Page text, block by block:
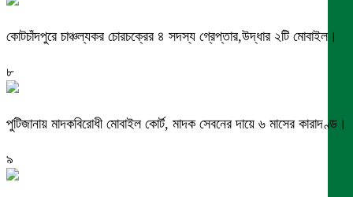
কোটচাঁদপুরে চাঞ্চল্যকর চোরচক্রের ৪ সদস্য গ্রেপ্তার,উদ্ধার ২টি মোবাইল।
৮
পুটিজানায় মাদকবিরোধী মোবাইল কোর্ট, মাদক সেবনের দায়ে ৬ মাসের কারাদণ্ড।
৯